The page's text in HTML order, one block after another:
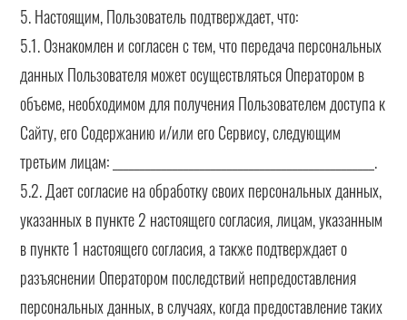
5. Настоящим, Пользователь подтверждает, что:
5.1. Ознакомлен и согласен с тем, что передача персональных
данных Пользователя может осуществляться Оператором в
объеме, необходимом для получения Пользователем доступа к
Сайту, его Содержанию и/или его Сервису, следующим
третьим лицам: ________________________________________________.
5.2. Дает согласие на обработку своих персональных данных,
указанных в пункте 2 настоящего согласия, лицам, указанным
в пункте 1 настоящего согласия, а также подтверждает о
разъяснении Оператором последствий непредоставления
персональных данных, в случаях, когда предоставление таких